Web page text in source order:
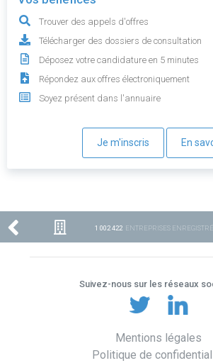
Trouver des appels d'offres
Télécharger des dossiers de consultation
Déposez votre candidature en 5 minutes
Répondez aux offres électroniquement
Soyez présent dans l'annuaire
Je m'inscris En
1 002 422 ENTREPRISES
Suivez-nous sur les réseaux
Mentions légales
Politique de